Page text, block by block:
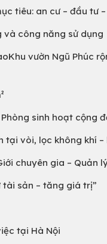
tiêu: an cư – đầu tư
và công năng sử dụng
vườn Ngũ Phúc
sinh hoạt cộng
vòi, lọc không khí
chuyên gia – Quản
tài sản – tăng giá trị”
tại Hà Nội